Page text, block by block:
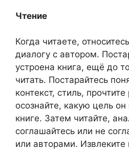
Чтение
Когда читаете,
диалогу с автором.
устроена книга, ещё до
читать. Постарайтесь
контекст, стиль,
осознайте, какую цель он
книге. Затем читайте,
соглашайтесь или не
или авторами. Извлеките